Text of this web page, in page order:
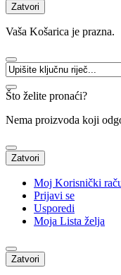
Zatvori
Vaša Košarica je prazna.
Što želite pronaći?
Nema proizvoda koji
Zatvori
Moj Korisnički
Prijavi se
Usporedi
Moja Lista želja
Zatvori